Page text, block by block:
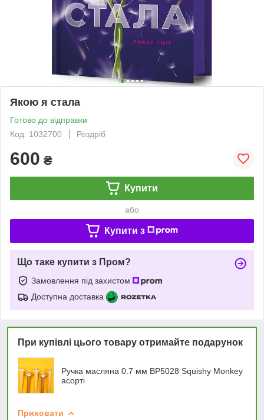
Якою я стала
Готово до відправки
Код: 1032700
Роздріб
600 ₴
Купити
або
Купити з
Що таке купити з Пром?
Замовлення під захистом
Доступна доставка
При купівлі цього товару отримайте подарунок
Ручка масляна 0.7 мм BP5028 Squishy Monkey
асорті
Приховати